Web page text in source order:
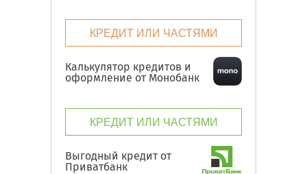
КРЕДИТ ИЛИ ЧАСТЯМИ
Калькулятор кредитов и
оформление от Монобанк
КРЕДИТ ИЛИ ЧАСТЯМИ
Выгодный кредит от
Приватбанк